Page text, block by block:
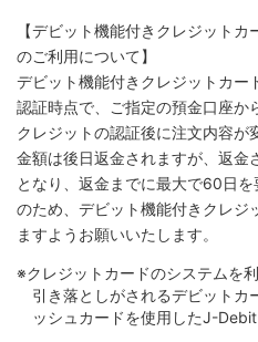
【デビット機能付きクレジットカ
のご利用について】
デビット機能付きクレジットカー
認証時点で、ご指定の預金口座か
クレジットの認証後に注文内容が
金額は後日返金されますが、返金
となり、返金までに最大で60日
のため、デビット機能付きクレジ
ますようお願いいたします。
※クレジットカードのシステムを
引き落としがされるデビットカ
ッシュカードを使用したJ-